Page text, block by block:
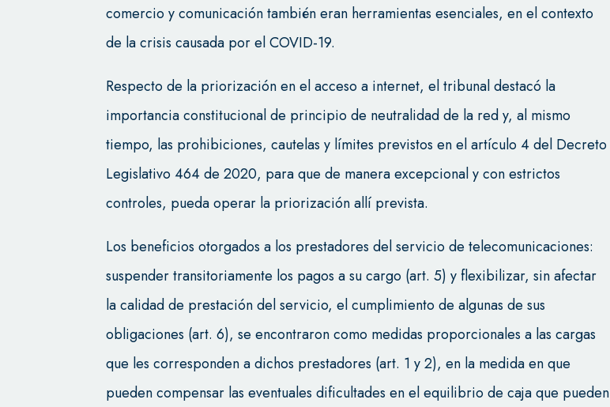
comercio y comunicación también eran herramientas esenciales, en el contexto
de la crisis causada por el COVID-19.
Respecto de la priorización en el acceso a internet, el tribunal destacó la
importancia constitucional de principio de neutralidad de la red y, al mismo
tiempo, las prohibiciones, cautelas y límites previstos en el artículo 4 del Decreto
Legislativo 464 de 2020, para que de manera excepcional y con estrictos
controles, pueda operar la priorización allí prevista.
Los beneficios otorgados a los prestadores del servicio de telecomunicaciones:
suspender transitoriamente los pagos a su cargo (art. 5) y flexibilizar, sin afectar
la calidad de prestación del servicio, el cumplimiento de algunas de sus
obligaciones (art. 6), se encontraron como medidas proporcionales a las cargas
que les corresponden a dichos prestadores (art. 1 y 2), en la medida en que
pueden compensar las eventuales dificultades en el equilibrio de caja que pueden